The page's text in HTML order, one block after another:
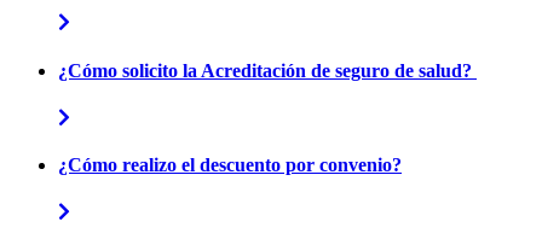
¿Cómo solicito la Acreditación de seguro de salud?
¿Cómo realizo el descuento por convenio?